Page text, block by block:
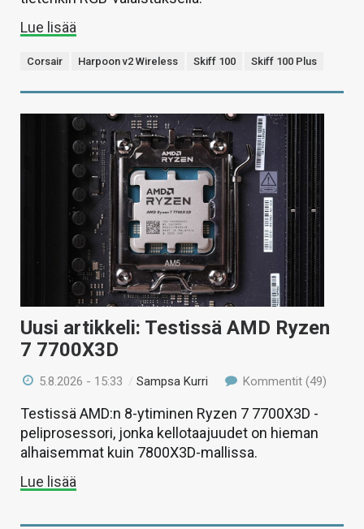
Lue lisää
Corsair Harpoon v2 Wireless Skiff 100 Skiff 100 Plus
Uusi artikkeli: Testissä AMD Ryzen
7 7700X3D
5.8.2026 - 15:33 /Sampsa Kurri Kommentit (49)
Testissä AMD:n 8-ytiminen Ryzen 7 7700X3D -
peliprosessori, jonka kellotaajuudet on hieman
alhaisemmat kuin 7800X3D-mallissa.
Lue lisää